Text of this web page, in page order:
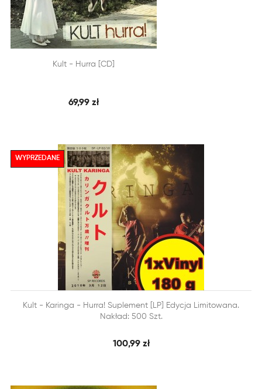
DODAJ DO KOSZYKA
 SZYBKI PODGLĄD
Kult - Hurra [CD]
69,99 zł
 DODAJ DO KOSZYKA SZYBKI PODGLĄD
Kult - Karinga - Hurra! Suplement [LP] Edycja Limitowana.
Nakład: 500 Szt.
100,99 zł
WYPRZEDANE